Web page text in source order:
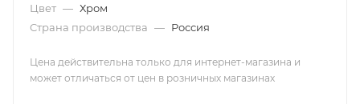
Цвет — Хром
Страна производства — Россия
Цена действительна только для интернет-магазина и
может отличаться от цен в розничных магазинах